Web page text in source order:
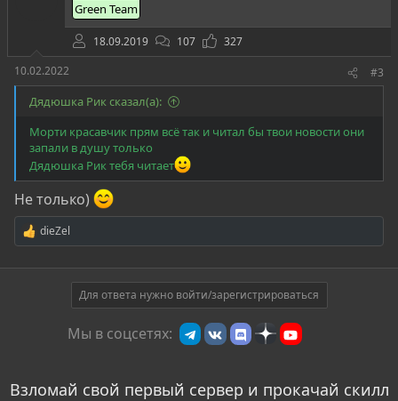
Green Team
18.09.2019 107
327
10.02.2022
#3
Дядюшка Рик сказал(а):
Морти красавчик прям всё так и читал бы твои новости они
запали в душу только
Дядюшка Рик тебя читает
Не только)
Р
е
а
dieZel
Для ответа нужно войти/зарегистрироваться
Мы в соцсетях:
Взломай свой первый сервер и прокачай скилл